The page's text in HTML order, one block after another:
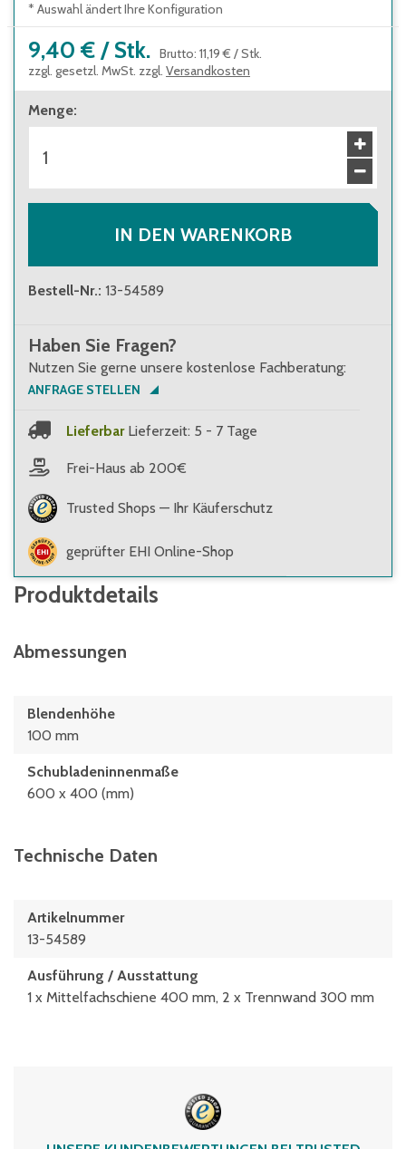
* Auswahl ändert Ihre Konfiguration
9,40 € / Stk. Brutto: 11,19 € /Stk.
zzgl. gesetzl. MwSt. zzgl. Versandkosten
Menge:
IN DEN WARENKORB
Bestell-Nr.: 13-54589
Haben Sie Fragen?
Nutzen Sie gerne unsere kostenlose Fachberatung:
ANFRAGE STELLEN
Lieferbar Lieferzeit: 5 - 7 Tage
Frei-Haus ab 200€
Trusted Shops — Ihr Käuferschutz
geprüfter EHI Online-Shop
Produktdetails
Abmessungen
Blendenhöhe
100 mm
Schubladeninnenmaße
600 x 400 (mm)
Technische Daten
Artikelnummer
13-54589
Ausführung / Ausstattung
1 x Mittelfachschiene 400 mm, 2 x Trennwand 300 mm